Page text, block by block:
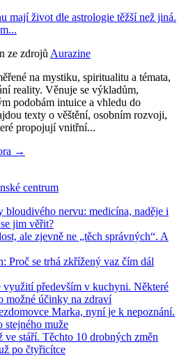
mají život dle astrologie těžší než jiná.
ze zdrojů Aurazine
na mystiku, spiritualitu a témata,
reality. Věnuje se výkladům,
podobám intuice a vhledu do
texty o věštění, osobním rozvoji,
propojují vnitřní...
→
centrum
bloudivého nervu: medicína, naděje i
jim věřit?
ale zjevně ne „těch správných“. A
Proč se trhá zkřížený vaz čím dál
využití především v kuchyni. Některé
možné účinky na zdraví
Marka, nyní je k nepoznání.
stejného muže
ve stáří. Těchto 10 drobných změn
po čtyřicítce